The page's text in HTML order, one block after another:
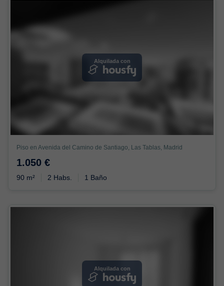
Alquilada con
Piso en Avenida del Camino de Santiago, Las Tablas, Madrid
1.050 €
90 m² 2 Habs. 1 Baño
Alquilada con